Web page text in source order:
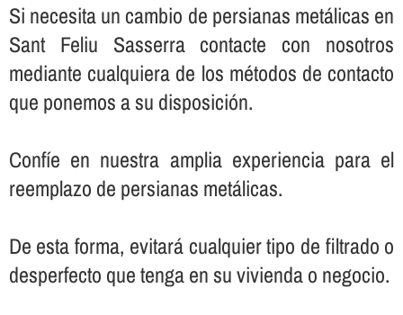
Si necesita un cambio de persianas metálicas en
Sant Feliu Sasserra contacte con nosotros
mediante cualquiera de los métodos de contacto
que ponemos a su disposición.
Confí­e en nuestra amplia experiencia para el
reemplazo de persianas metálicas.
De esta forma, evitará cualquier tipo de filtrado o
desperfecto que tenga en su vivienda o negocio.